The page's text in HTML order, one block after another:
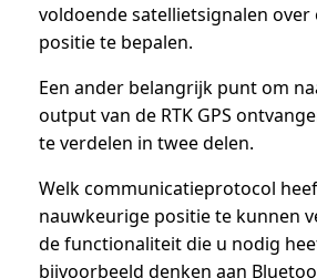
voldoende satellietsignalen over
positie te bepalen.
Een ander belangrijk punt om
output van de RTK GPS
te verdelen in twee delen.
Welk communicatieprotocol
nauwkeurige positie te kunnen
de functionaliteit die u nodig
bijvoorbeeld denken aan